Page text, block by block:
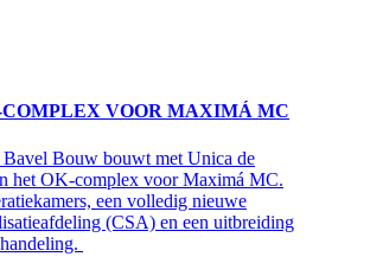
VOOR MAXIMÁ MC
Bavel Bouw bouwt met Unica de
het OK-complex voor Maximá MC.
een volledig nieuwe
(CSA) en een uitbreiding